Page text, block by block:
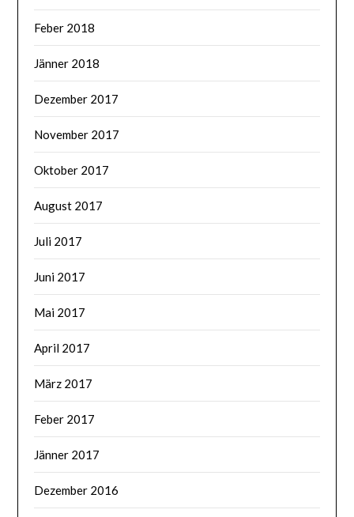
Feber 2018
Jänner 2018
Dezember 2017
November 2017
Oktober 2017
August 2017
Juli 2017
Juni 2017
Mai 2017
April 2017
März 2017
Feber 2017
Jänner 2017
Dezember 2016